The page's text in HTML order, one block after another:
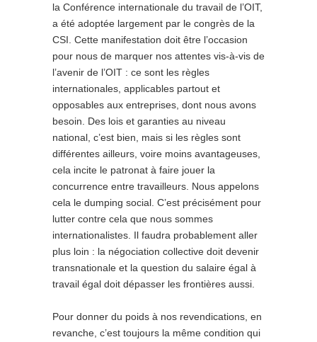
la Conférence internationale du travail de l’OIT,
a été adoptée largement par le congrès de la
CSI. Cette manifestation doit être l’occasion
pour nous de marquer nos attentes vis-à-vis de
l’avenir de l’OIT : ce sont les règles
internationales, applicables partout et
opposables aux entreprises, dont nous avons
besoin. Des lois et garanties au niveau
national, c’est bien, mais si les règles sont
différentes ailleurs, voire moins avantageuses,
cela incite le patronat à faire jouer la
concurrence entre travailleurs. Nous appelons
cela le dumping social. C’est précisément pour
lutter contre cela que nous sommes
internationalistes. Il faudra probablement aller
plus loin : la négociation collective doit devenir
transnationale et la question du salaire égal à
travail égal doit dépasser les frontières aussi.
Pour donner du poids à nos revendications, en
revanche, c’est toujours la même condition qui